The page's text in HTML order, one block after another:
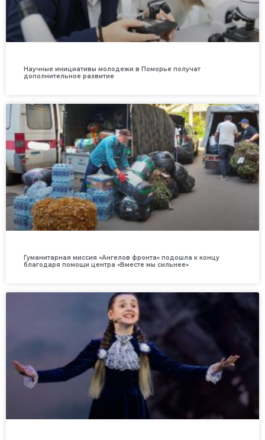
Научные инициативы молодежи в Поморье получат
дополнительное развитие
Гуманитарная миссия «Ангелов фронта» подошла к концу
благодаря помощи центра «Вместе мы сильнее»